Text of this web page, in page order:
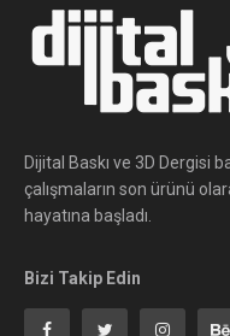
Dijital Baskı ve 3D Dergisi
çalışmaların son ürünü
hayatına başladı.
Bizi Takip Edin